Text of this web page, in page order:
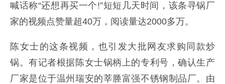
喊话称“还想再买一个!”短短几天时间，该条寻锅厂
家的视频点赞量超40万，阅读量达2000多万。
陈女士的这条视频，也引发大批网友求购同款炒
锅。有记者根据陈女士锅柄上的专利号，确认生产
厂家是位于温州瑞安的莘塍富强不锈钢制品厂。由